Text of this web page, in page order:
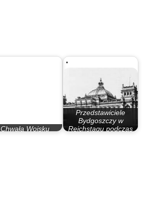
Chwała Wojsku
Przedstawiciele
Bydgoszczy w
Reichstagu podczas